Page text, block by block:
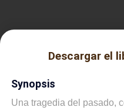
Descargar el
Synopsis
Una tragedia del pasado,